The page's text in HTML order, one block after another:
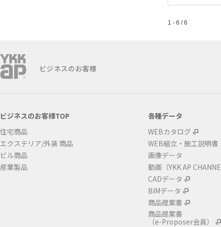
1 - 6 / 6
ビジネスのお客様
ビジネスのお客様TOP
住宅商品
エクステリア/外装 商品
ビル商品
産業製品
各種データ
WEBカタログ
WEB組立・施工説明書
画像データ
動画（YKK AP
CADデータ
BIMデータ
商品提案書
商品提案書
（e-Proposer会員）